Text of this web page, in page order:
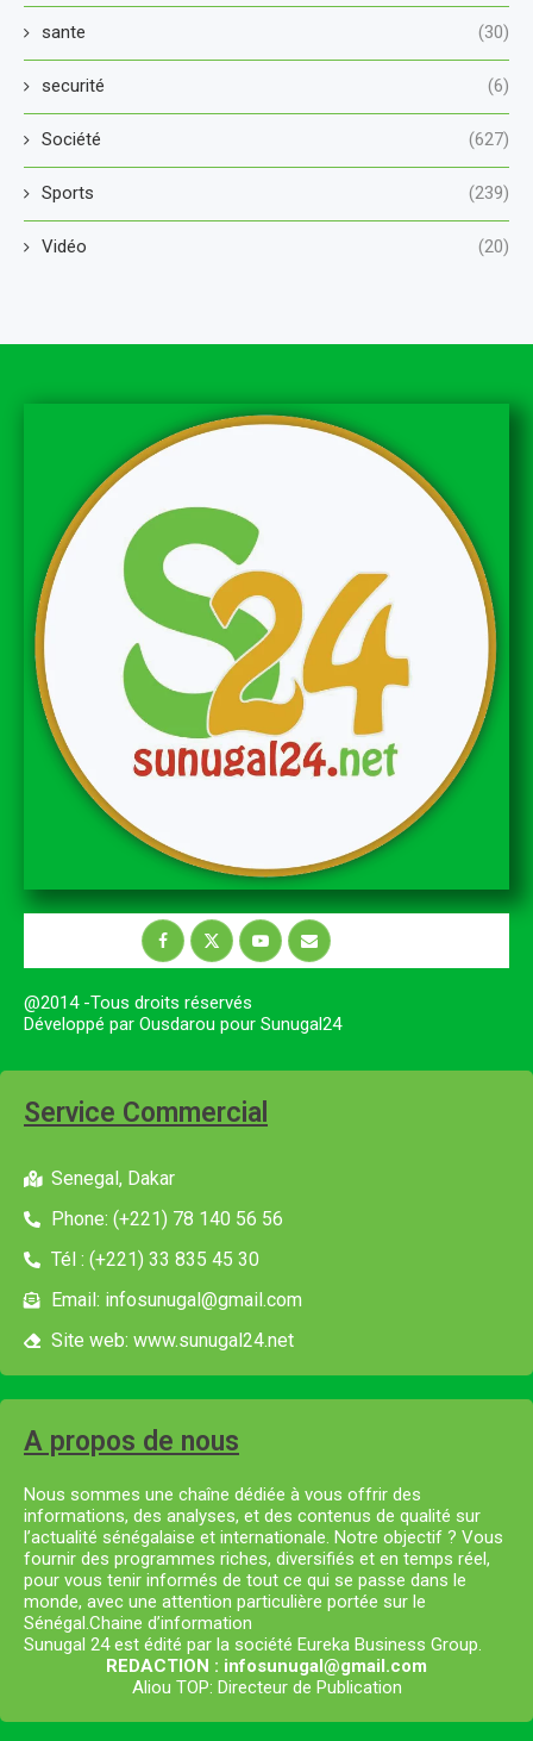
sante (30)
securité (6)
Société (627)
Sports (239)
Vidéo (20)
@2014 -Tous droits réservés
Développé par Ousdarou pour Sunugal24
Service Commercial
Senegal, Dakar
Phone: (+221) 78 140 56 56
Tél : (+221) 33 835 45 30
Email: infosunugal@gmail.com
Site web: www.sunugal24.net
A propos de nous
Nous sommes une chaîne dédiée à vous offrir des
informations, des analyses, et des contenus de qualité sur
l’actualité sénégalaise et internationale. Notre objectif ? Vous
fournir des programmes riches, diversifiés et en temps réel,
pour vous tenir informés de tout ce qui se passe dans le
monde, avec une attention particulière portée sur le
Sénégal.Chaine d’information
Sunugal 24 est édité par la société Eureka Business Group.
REDACTION : infosunugal@gmail.com
Aliou TOP: Directeur de Publication